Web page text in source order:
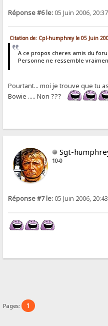
Réponse #6 le: 05 Juin 2006, 20:37
Citation de: Cpl-humphrey le 05 Juin
A ce propos cheres amis du
Personne ne ressemble
Pourtant... moi je trouve que tu
Bowie ..... Non ???
Sgt-
10-0
Réponse #7 le: 05 Juin 2006, 20:43
Pages: 1